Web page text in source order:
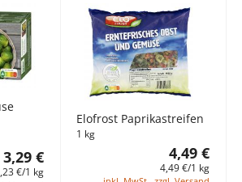
3,29 €
€/1 kg
Elofrost Paprikastreifen
1 kg
4,49 €
4,49 €/1 kg